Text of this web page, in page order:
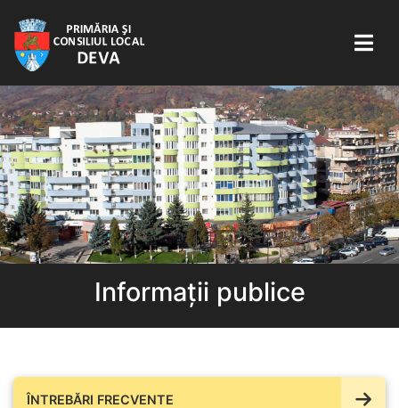
Informații publice
ÎNTREBĂRI FRECVENTE